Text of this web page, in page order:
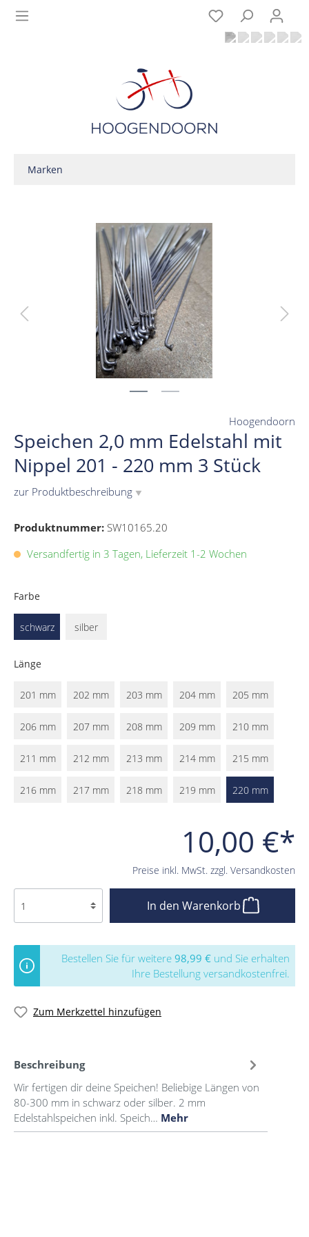
Marken
Speichen 2,0 mm Edelstahl mit
Nippel 201 - 220 mm 3 Stück
zur Produktbeschreibung ▼
Hoogendoorn
Produktnummer: SW10165.20
10,00 €*
Preise inkl. MwSt. zzgl. Versandkosten
Versandfertig in 3 Tagen, Lieferzeit 1-2 Wochen
Farbe
schwarz silber
Länge
201 mm 202 mm 203 mm 204 mm 205 mm
206 mm 207 mm 208 mm 209 mm 210 mm
211 mm 212 mm 213 mm 214 mm 215 mm
216 mm 217 mm 218 mm 219 mm 220 mm
In den Warenkorb
Bestellen Sie für weitere 98,99 € und Sie erhalten
Ihre Bestellung versandkostenfrei.
Zum Merkzettel hinzufügen
Beschreibung
Wir fertigen dir deine Speichen! Beliebige Längen von
80-300 mm in schwarz oder silber. 2 mm
Edelstahlspeichen inkl. Speich… Mehr